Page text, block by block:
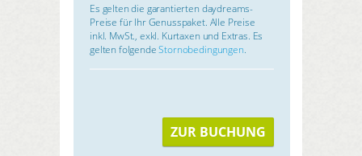
Es gelten die garantierten daydreams-
Preise für Ihr Genusspaket. Alle Preise
inkl. MwSt., exkl. Kurtaxen und Extras. Es
gelten folgendeStornobedingungen.
ZUR BUCHUNG